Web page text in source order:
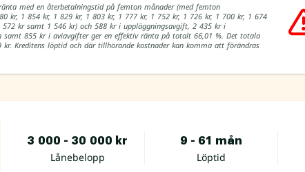
med en återbetalningstid på femton månader (med femton
kr, 1 854 kr, 1 829 kr, 1 803 kr, 1 777 kr, 1 752 kr, 1 726 kr, 1 700 kr, 1 674
kr samt 1 546 kr) och 588 kr i uppläggningsavgift, 2 435 kr i
samt 855 kr i aviavgifter ger en effektiv ränta på totalt 66,01 %. Det totala
Kreditens löptid och där tillhörande kostnader kan komma att förändras
3 000 - 30 000 kr
Lånebelopp
9 - 61 mån
Löptid